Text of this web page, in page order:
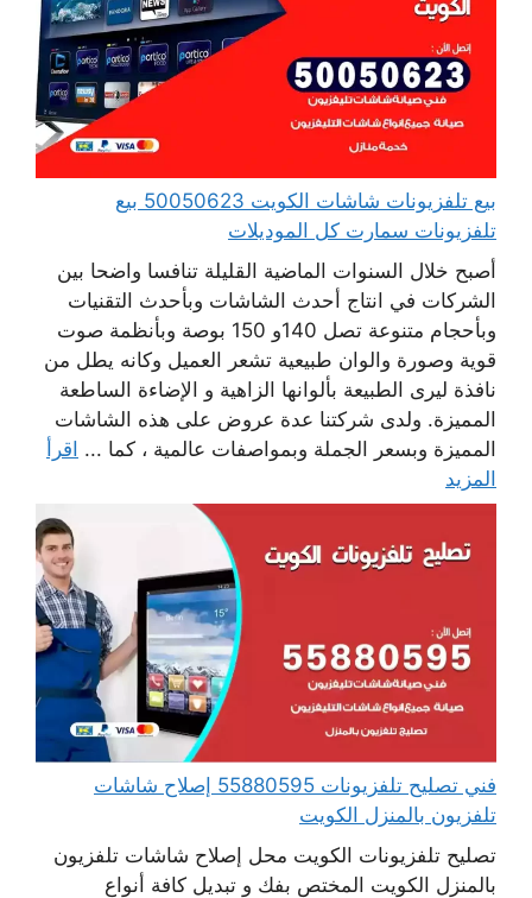
بيع تلفزيونات شاشات الكويت 50050623 بيع
تلفزيونات سمارت كل الموديلات
أصبح خلال السنوات الماضية القليلة تنافسا واضحا بين
الشركات في انتاج أحدث الشاشات وبأحدث التقنيات
وبأحجام متنوعة تصل 140و 150 بوصة وبأنظمة صوت
قوية وصورة والوان طبيعية تشعر العميل وكانه يطل من
نافذة ليرى الطبيعة بألوانها الزاهية و الإضاءة الساطعة
المميزة. ولدى شركتنا عدة عروض على هذه الشاشات
المميزة وبسعر الجملة وبمواصفات عالمية ، كما ... اقرأ
المزيد
فني تصليح تلفزيونات 55880595 إصلاح شاشات
تلفزيون بالمنزل الكويت
تصليح تلفزيونات الكويت محل إصلاح شاشات تلفزيون
بالمنزل الكويت المختص بفك و تبديل كافة أنواع